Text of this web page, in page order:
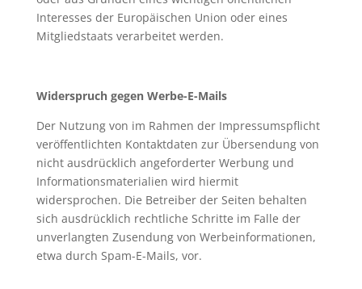
Interesses der Europäischen Union oder eines
Mitgliedstaats verarbeitet werden.
Widerspruch gegen Werbe-E-Mails
Der Nutzung von im Rahmen der Impressumspflicht
veröffentlichten Kontaktdaten zur Übersendung von
nicht ausdrücklich angeforderter Werbung und
Informationsmaterialien wird hiermit
widersprochen. Die Betreiber der Seiten behalten
sich ausdrücklich rechtliche Schritte im Falle der
unverlangten Zusendung von Werbeinformationen,
etwa durch Spam-E-Mails, vor.